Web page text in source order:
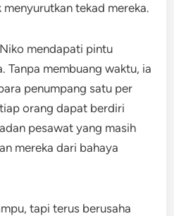
tekad mereka.
mendapati pintu
Tanpa membuang waktu, ia
penumpang satu per
orang dapat berdiri
pesawat yang masih
mereka dari bahaya
tapi terus berusaha